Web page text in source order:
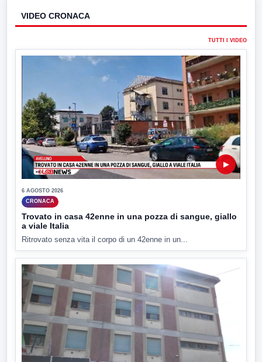
VIDEO CRONACA
TUTTI I VIDEO
▶
6 AGOSTO 2026
CRONACA
Trovato in casa 42enne in una pozza di sangue, giallo
a viale Italia
Ritrovato senza vita il corpo di un 42enne in un...